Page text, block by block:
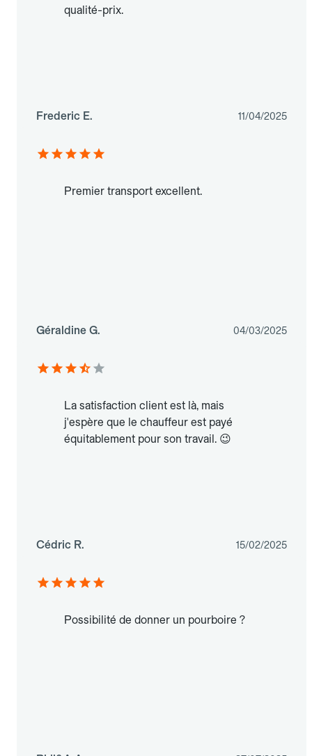
qualité-prix.
Frederic E. 11/04/2025
Premier transport excellent.
Géraldine G. 04/03/2025
La satisfaction client est là, mais
j'espère que le chauffeur est payé
équitablement pour son travail. 😉
Cédric R. 15/02/2025
Possibilité de donner un pourboire ?